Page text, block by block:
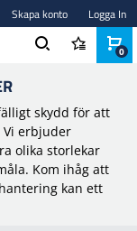
Skapa konto Logga In
skydd för att
Vi erbjuder
olika storlekar
Kom ihåg att
kan ett
0